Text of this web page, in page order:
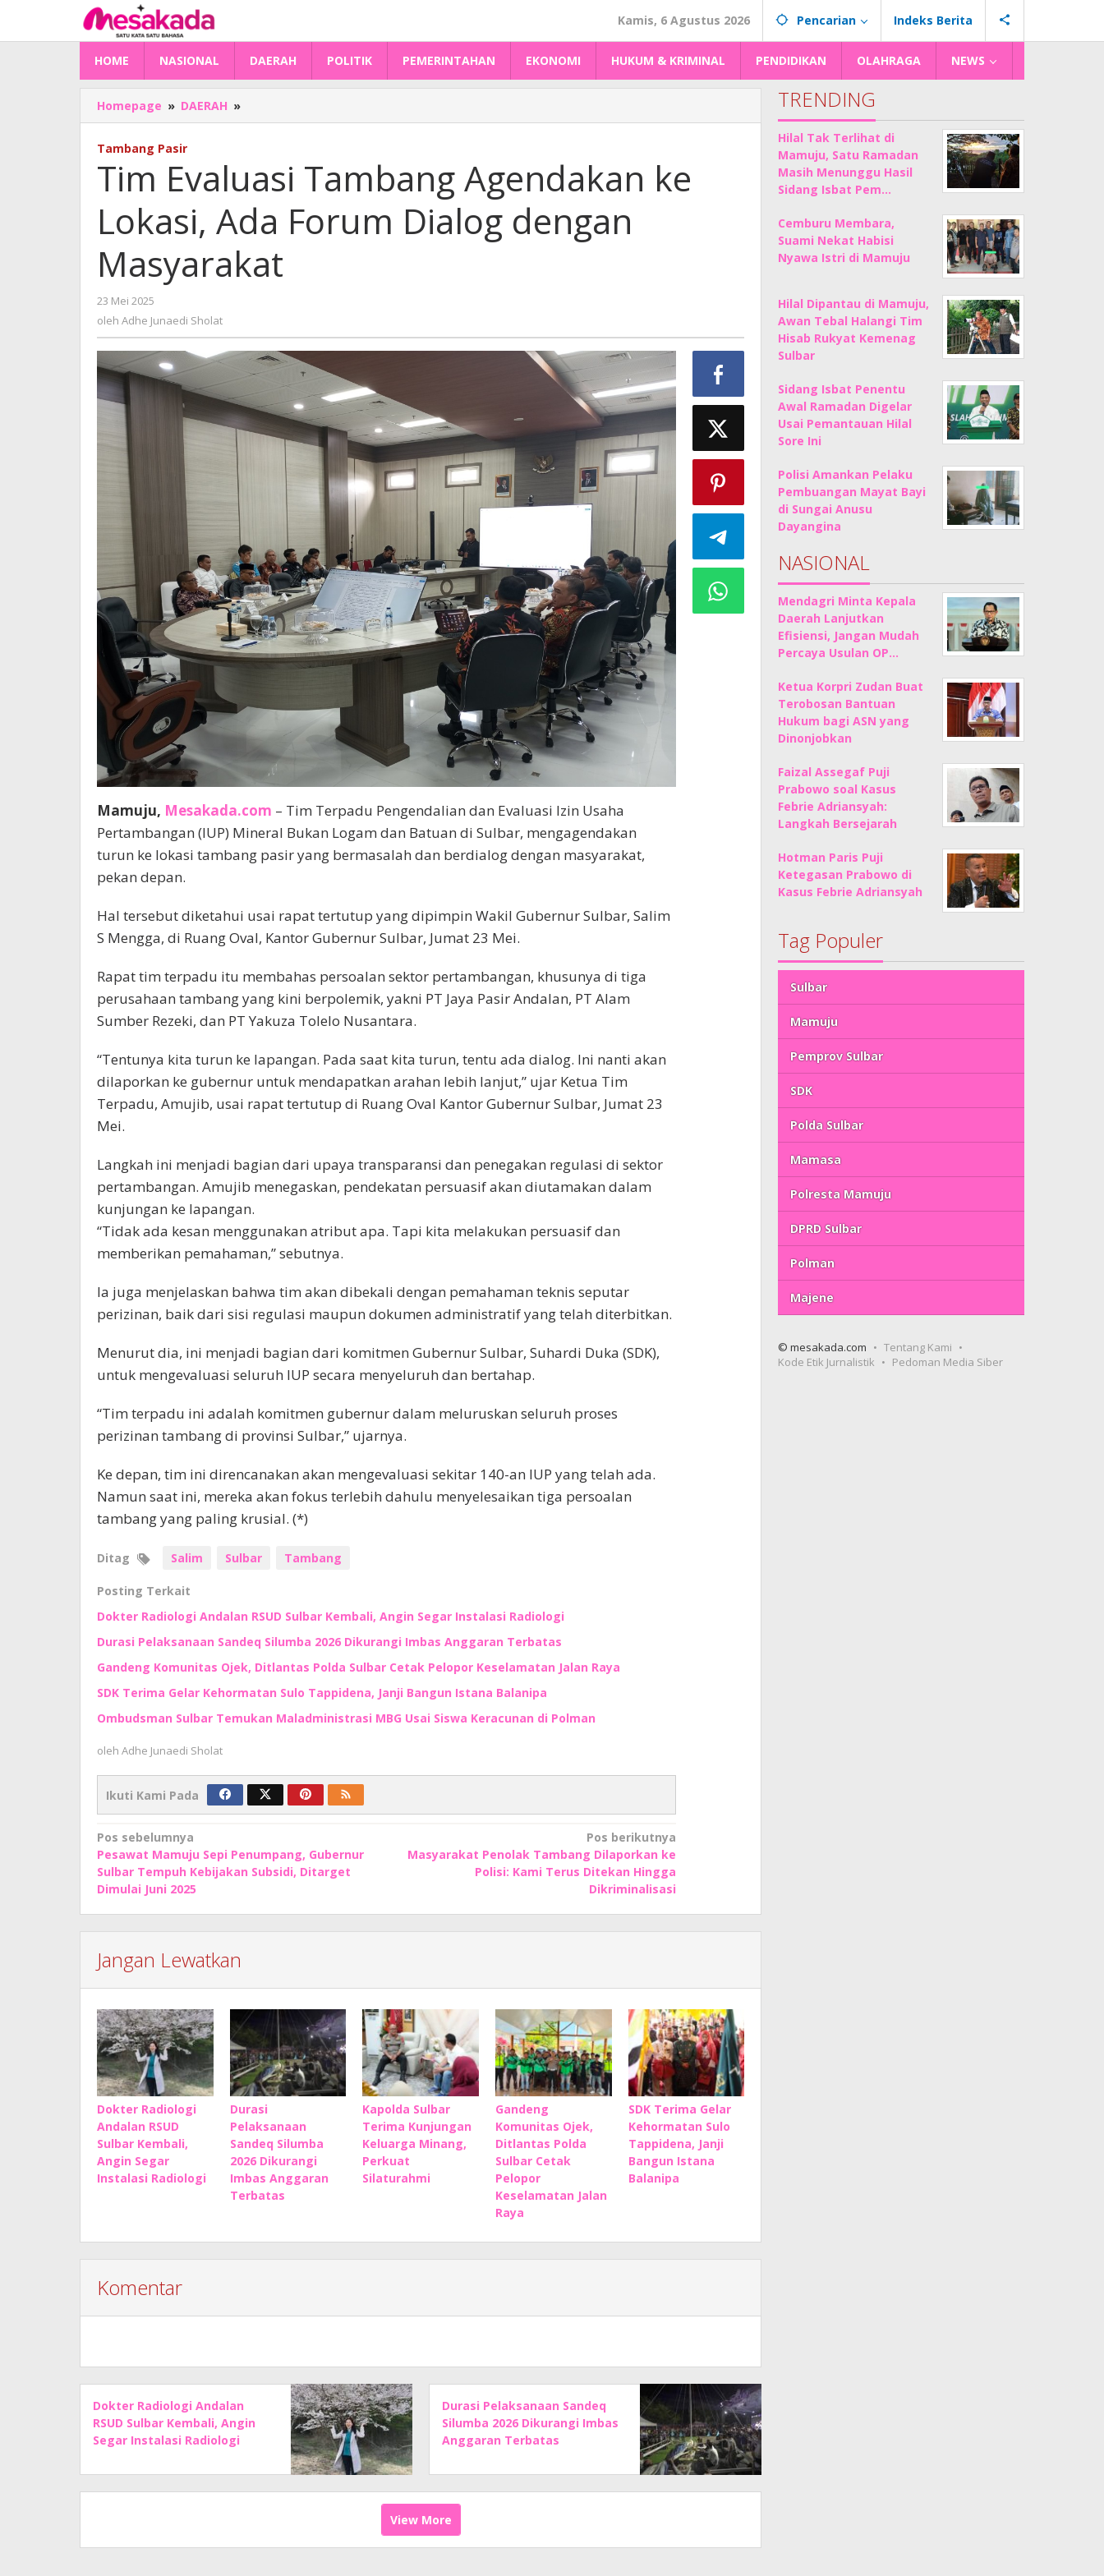
konten
Kamis, 6 Agustus 2026 Pencarian Indeks Berita
HOME NASIONAL DAERAH POLITIK PEMERINTAHAN EKONOMI HUKUM & KRIMINAL PENDIDIKAN OLAHRAGA NEWS
Homepage » DAERAH »
Evaluasi
ke
Lokasi,
Ada
Forum
dengan
Masyarakat
Tambang Pasir
Tim Evaluasi Tambang Agendakan ke
Lokasi, Ada Forum Dialog dengan
Masyarakat
23 Mei 2025
Adhe
oleh Adhe Junaedi Sholat
Mamuju, Mesakada.com – Tim Terpadu Pengendalian dan Evaluasi Izin Usaha
Pertambangan (IUP) Mineral Bukan Logam dan Batuan di Sulbar, mengagendakan
turun ke lokasi tambang pasir yang bermasalah dan berdialog dengan masyarakat,
pekan depan.
Hal tersebut diketahui usai rapat tertutup yang dipimpin Wakil Gubernur Sulbar, Salim
S Mengga, di Ruang Oval, Kantor Gubernur Sulbar, Jumat 23 Mei.
Rapat tim terpadu itu membahas persoalan sektor pertambangan, khusunya di tiga
perusahaan tambang yang kini berpolemik, yakni PT Jaya Pasir Andalan, PT Alam
Sumber Rezeki, dan PT Yakuza Tolelo Nusantara.
“Tentunya kita turun ke lapangan. Pada saat kita turun, tentu ada dialog. Ini nanti akan
dilaporkan ke gubernur untuk mendapatkan arahan lebih lanjut,” ujar Ketua Tim
Terpadu, Amujib, usai rapat tertutup di Ruang Oval Kantor Gubernur Sulbar, Jumat 23
Mei.
Langkah ini menjadi bagian dari upaya transparansi dan penegakan regulasi di sektor
pertambangan. Amujib menegaskan, pendekatan persuasif akan diutamakan dalam
kunjungan ke lapangan.
“Tidak ada kesan menggunakan atribut apa. Tapi kita melakukan persuasif dan
memberikan pemahaman,” sebutnya.
Ia juga menjelaskan bahwa tim akan dibekali dengan pemahaman teknis seputar
perizinan, baik dari sisi regulasi maupun dokumen administratif yang telah diterbitkan.
Menurut dia, ini menjadi bagian dari komitmen Gubernur Sulbar, Suhardi Duka (SDK),
untuk mengevaluasi seluruh IUP secara menyeluruh dan bertahap.
“Tim terpadu ini adalah komitmen gubernur dalam meluruskan seluruh proses
perizinan tambang di provinsi Sulbar,” ujarnya.
Ke depan, tim ini direncanakan akan mengevaluasi sekitar 140-an IUP yang telah ada.
Namun saat ini, mereka akan fokus terlebih dahulu menyelesaikan tiga persoalan
tambang yang paling krusial. (*)
Ditag Salim Sulbar Tambang
Posting Terkait
Dokter Radiologi Andalan RSUD Sulbar Kembali, Angin Segar Instalasi Radiologi
Durasi Pelaksanaan Sandeq Silumba 2026 Dikurangi Imbas Anggaran Terbatas
Gandeng Komunitas Ojek, Ditlantas Polda Sulbar Cetak Pelopor Keselamatan Jalan Raya
SDK Terima Gelar Kehormatan Sulo Tappidena, Janji Bangun Istana Balanipa
Ombudsman Sulbar Temukan Maladministrasi MBG Usai Siswa Keracunan di Polman
oleh Adhe Junaedi Sholat
Ikuti Kami Pada
Navigasi
pos
Pos sebelumnya
Pesawat Mamuju Sepi Penumpang, Gubernur
Sulbar Tempuh Kebijakan Subsidi, Ditarget
Dimulai Juni 2025
Pos berikutnya
Masyarakat Penolak Tambang Dilaporkan ke
Polisi: Kami Terus Ditekan Hingga
Dikriminalisasi
Jangan Lewatkan
Dokter Radiologi
Andalan RSUD
Sulbar Kembali,
Angin Segar
Instalasi Radiologi
Durasi
Pelaksanaan
Sandeq Silumba
2026 Dikurangi
Imbas Anggaran
Terbatas
Kapolda Sulbar
Terima Kunjungan
Keluarga Minang,
Perkuat
Silaturahmi
Gandeng
Komunitas Ojek,
Ditlantas Polda
Sulbar Cetak
Pelopor
Keselamatan Jalan
Raya
SDK Terima Gelar
Kehormatan Sulo
Tappidena, Janji
Bangun Istana
Balanipa
Komentar
Dokter Radiologi Andalan
RSUD Sulbar Kembali, Angin
Segar Instalasi Radiologi
Durasi Pelaksanaan Sandeq
Silumba 2026 Dikurangi Imbas
Anggaran Terbatas
View More
TRENDING
Hilal Tak Terlihat di
Mamuju, Satu Ramadan
Masih Menunggu Hasil
Sidang Isbat Pem…
Cemburu Membara,
Suami Nekat Habisi
Nyawa Istri di Mamuju
Hilal Dipantau di Mamuju,
Awan Tebal Halangi Tim
Hisab Rukyat Kemenag
Sulbar
Sidang Isbat Penentu
Awal Ramadan Digelar
Usai Pemantauan Hilal
Sore Ini
Polisi Amankan Pelaku
Pembuangan Mayat Bayi
di Sungai Anusu
Dayangina
NASIONAL
Mendagri Minta Kepala
Daerah Lanjutkan
Efisiensi, Jangan Mudah
Percaya Usulan OP…
Ketua Korpri Zudan Buat
Terobosan Bantuan
Hukum bagi ASN yang
Dinonjobkan
Faizal Assegaf Puji
Prabowo soal Kasus
Febrie Adriansyah:
Langkah Bersejarah
Hotman Paris Puji
Ketegasan Prabowo di
Kasus Febrie Adriansyah
Tag Populer
Sulbar
Mamuju
Pemprov Sulbar
SDK
Polda Sulbar
Mamasa
Polresta Mamuju
DPRD Sulbar
Polman
Majene
© mesakada.com
Tentang Kami
Kode Etik Jurnalistik
Pedoman Media Siber